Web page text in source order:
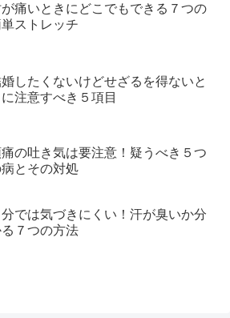
が痛いときにどこでもできる７つの
ストレッチ
したくないけどせざるを得ないと
に注意すべき５項目
の吐き気は要注意！疑うべき５つ
とその対処
分では気づきにくい！汗が臭いか分
７つの方法